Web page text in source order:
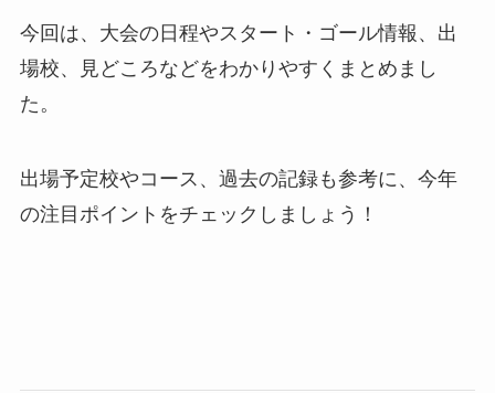
今回は、大会の日程やスタート・ゴール情報、出
場校、見どころなどをわかりやすくまとめまし
た。
出場予定校やコース、過去の記録も参考に、今年
の注目ポイントをチェックしましょう！